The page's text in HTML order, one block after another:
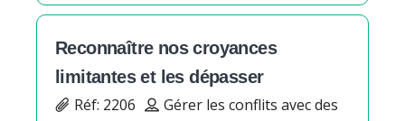
Reconnaître nos croyances
limitantes et les dépasser
Réf: 2206
Gérer les conflits avec des